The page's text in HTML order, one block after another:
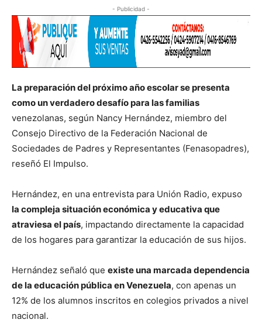
- Publicidad -
La preparación del próximo año escolar se presenta
como un verdadero desafío para las familias
venezolanas, según Nancy Hernández, miembro del
Consejo Directivo de la Federación Nacional de
Sociedades de Padres y Representantes (Fenasopadres),
reseñó El Impulso.
Hernández, en una entrevista para Unión Radio, expuso
la compleja situación económica y educativa que
atraviesa el país, impactando directamente la capacidad
de los hogares para garantizar la educación de sus hijos.
Hernández señaló que existe una marcada dependencia
de la educación pública en Venezuela, con apenas un
12% de los alumnos inscritos en colegios privados a nivel
nacional.